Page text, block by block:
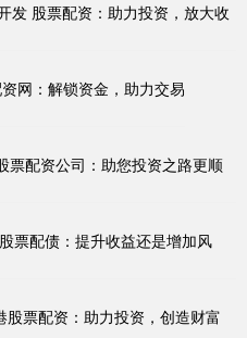
发 股票配资：助力投资，放大收
网：解锁资金，助力交易
票配资公司：助您投资之路更顺
票配债：提升收益还是增加风
股票配资：助力投资，创造财富